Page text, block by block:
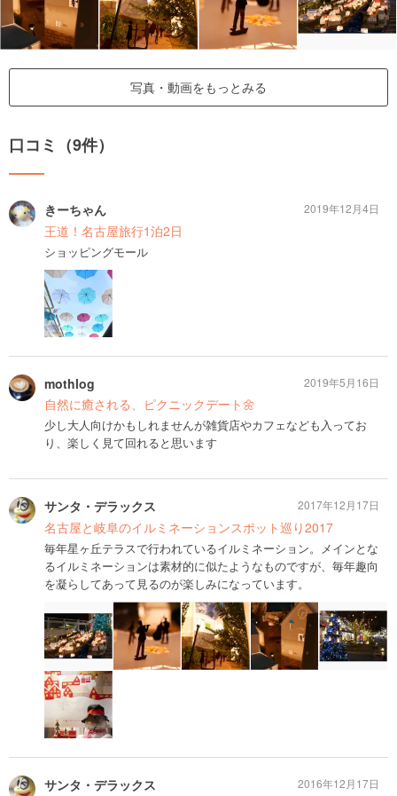
写真・動画をもっとみる
口コミ（9件）
きーちゃん
王道！名古屋旅行1泊2日
ショッピングモール
2019年12月4日
mothlog
自然に癒される、ピクニックデート🌼
少し大人向けかもしれませんが雑貨店やカフェなども入ってお
り、楽しく見て回れると思います
2019年5月16日
サンタ・デラックス
名古屋と岐阜のイルミネーションスポット巡り2017
毎年星ヶ丘テラスで行われているイルミネーション。メインとな
るイルミネーションは素材的に似たようなものですが、毎年趣向
を凝らしてあって見るのが楽しみになっています。
2017年12月17日
サンタ・デラックス
2016年12月17日